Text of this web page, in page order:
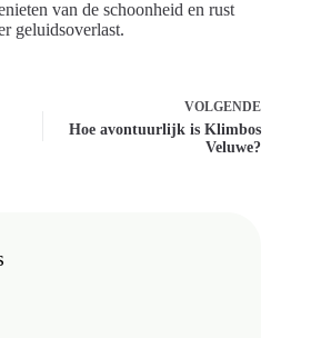
van de schoonheid en rust
geluidsoverlast.
VOLGENDE
Hoe avontuurlijk is Klimbos
Veluwe?